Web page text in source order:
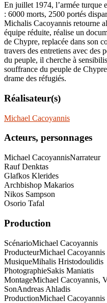
En juillet 1974, l’armée turque
: 6000 morts, 2500 portés
Michalis Cacoyannis retourne
équipe réduite, réalise un
de Chypre, replacée dans son
travers des entretiens avec des
du peuple, il cherche à
souffrance du peuple de
drame des réfugiés.
Réalisateur(s)
Michael Cacoyannis
Acteurs, personnages
Michael CacoyannisNarrateur
Rauf Denktas
Glafkos Klerides
Archbishop Makarios
Nikos Sampson
Osorio Tafal
Production
ScénarioMichael Cacoyannis
ProducteurMichael Cacoyannis
MusiqueMihalis Hristodoulidis
PhotographieSakis Maniatis
MontageMichael Cacoyannis,
SonAndreas Ahladis
ProductionMichael Cacoyannis